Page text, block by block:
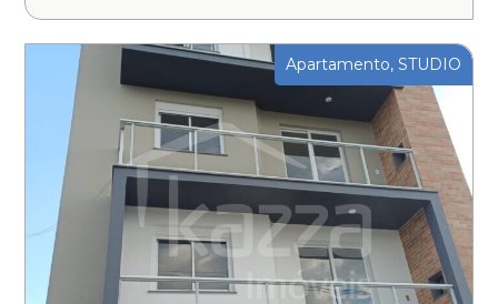
Apartamento, STUDIO